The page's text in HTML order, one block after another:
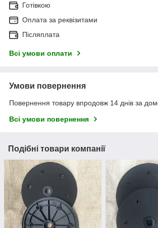
Готівкою
Оплата за реквізитами
Післяплата
Всі умови оплати
Умови повернення
Повернення товару впродовж 14 днів за
Всі умови повернення
Подібні товари компанії